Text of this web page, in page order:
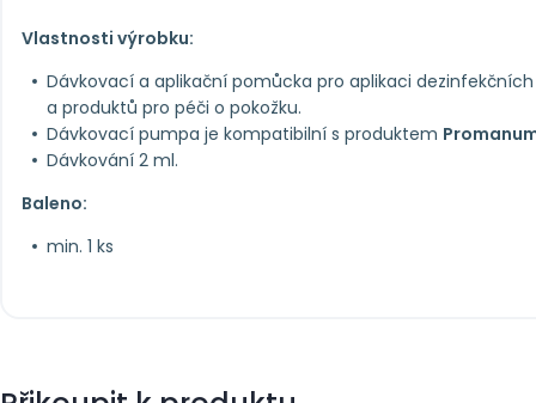
Vlastnosti výrobku:
Dávkovací a aplikační pomůcka pro aplikaci
a produktů pro péči o pokožku.
Dávkovací pumpa je kompatibilní s produktem
Dávkování 2 ml.
Baleno:
min. 1 ks